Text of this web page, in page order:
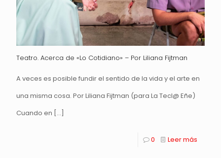
Teatro. Acerca de «Lo Cotidiano» – Por Liliana Fijtman
A veces es posible fundir el sentido de la vida y el arte en
una misma cosa. Por Liliana Fijtman (para La Tecl@ Eñe)
Cuando en […]
0 Leer más